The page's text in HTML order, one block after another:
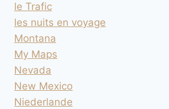
le Trafic
les nuits en voyage
Montana
My Maps
Nevada
New Mexico
Niederlande